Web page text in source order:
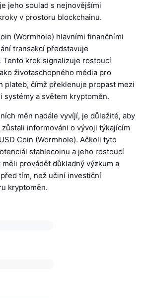
jeho soulad s nejnovějšími
v prostoru blockchainu.
(Wormhole) hlavními finančními
transakcí představuje
Tento krok signalizuje rostoucí
životaschopného média pro
plateb, čímž překlenuje propast mezi
systémy a světem kryptoměn.
měn nadále vyvíjí, je důležité, aby
informováni o vývoji týkajícím
Coin (Wormhole). Ačkoli tyto
stablecoinu a jeho rostoucí
provádět důkladný výzkum a
tím, než učiní investiční
kryptoměn.